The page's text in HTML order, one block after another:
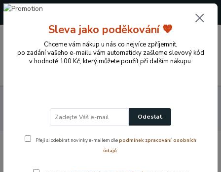
Menu
+420 724 722 973
Náhradní díly - vodovodní baterie
Tlakové hadičky k bateriím
Nerezová flexi hadice F3/8xM10/ (M8) - KRÁTKÝ nástavec
Nerezová flexi hadice F3/8xM10/ (M8) -
KRÁTKÝ nástavec
Sleva jako poděkování 🧡
Chceme vám nákup u nás co nejvíce zpříjemnit,
po zadání vašeho e-mailu vám automaticky zašleme slevový kód
v hodnotě 100 Kč, který můžete použít při dalším nákupu.
Odeslat
Přeji si odebírat novinky e-mailem dlepodmínek zpracování osobních
údajů.